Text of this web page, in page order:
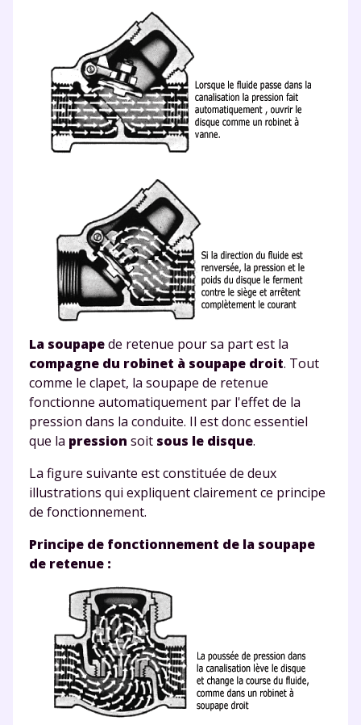
La soupapede retenue pour sa part est la
compagne du robinet à soupape droit. Tout
comme le clapet, la soupape de retenue
fonctionne automatiquement par l'effet de la
pression dans la conduite. Il est donc essentiel
que la pression soit sous le disque.
La figure suivante est constituée de deux
illustrations qui expliquent clairement ce principe
de fonctionnement.
Principe de fonctionnement de la soupape
de retenue :
Testez gratuitement
pendant 24h notre
plateforme de soutien
scolaire !
podcasts de révisions
espace dédié aux parents
suivre les progrès
Tout le programme scolaire du CP à
la Terminale
Des profs expérimentés disponibles
à la demande par tchat, audio ou
vidéo
TESTER GRATUITEMENT
* Votre code d'accès sera envoyé à cette adresse e-mail. En
données à caractère personnel soient traitées par SEJER, sous
la marque myMaxicours, afin que SEJER puisse vous donner
accès au service de soutien scolaire pendant 24h. Pour en
savoir plus sur la gestion de vos données personnelles et
charte.
J’accepte de recevoir les actualités et des
communications de la part de
myMaxicours.
Votre adresse e-mail sera exclusivement utilisée pour
vous envoyer notre newsletter. Vous pourrez vous
désinscrire à tout moment, à travers le lien de
désinscription présent dans chaque newsletter. Pour